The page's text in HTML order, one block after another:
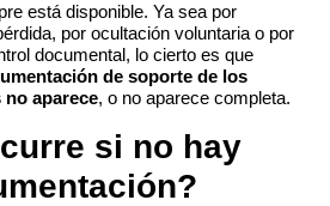
está disponible. Ya sea por
por ocultación voluntaria o por
documental, lo cierto es que
de soporte de los
aparece, o no aparece completa.
si no hay